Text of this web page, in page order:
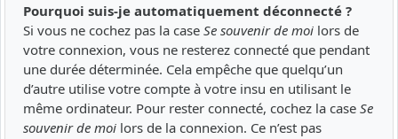
Pourquoi suis-je automatiquement déconnecté ?
Si vous ne cochez pas la case Se souvenir de moi lors de
votre connexion, vous ne resterez connecté que pendant
une durée déterminée. Cela empêche que quelqu’un
d’autre utilise votre compte à votre insu en utilisant le
même ordinateur. Pour rester connecté, cochez la case Se
souvenir de moi lors de la connexion. Ce n’est pas